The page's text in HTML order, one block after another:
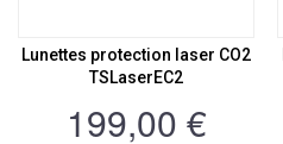
Lunettes protection laser CO2
TSLaserEC2
199,00 €